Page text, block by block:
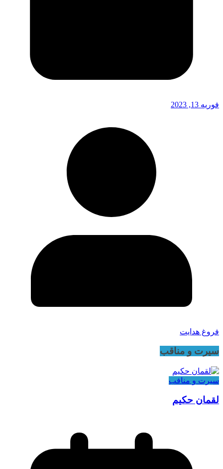
فوریه 13, 2023
فروغ هدایت
سیرت و مناقب
سیرت و منافب
لقمان حکیم